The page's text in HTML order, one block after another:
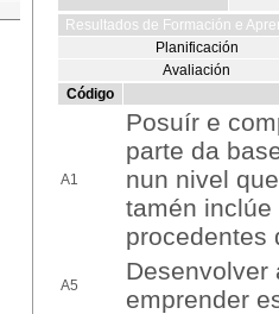
Resultados de Formación e
Planificación
Avaliación
Código
A1
Posuír e
parte da
nun nivel
tamén
procedentes
A5
Desenvolver
emprender